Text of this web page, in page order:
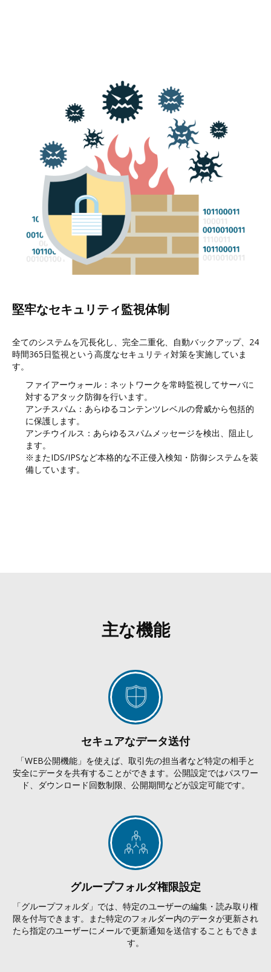
堅牢なセキュリティ監視体制
全てのシステムを冗長化し、完全二重化、自動バックアップ、24
時間365日監視という高度なセキュリティ対策を実施していま
す。
ファイアーウォール：ネットワークを常時監視してサーバに
対するアタック防御を行います。
アンチスパム：あらゆるコンテンツレベルの脅威から包括的
に保護します。
アンチウイルス：あらゆるスパムメッセージを検出、阻止し
ます。
※またIDS/IPSなど本格的な不正侵入検知・防御システムを装
備しています。
主な機能
セキュアなデータ送付
「WEB公開機能」を使えば、取引先の担当者など特定の相手と
安全にデータを共有することができます。公開設定ではパスワー
ド、ダウンロード回数制限、公開期間などが設定可能です。
グループフォルダ権限設定
「グループフォルダ」では、特定のユーザーの編集・読み取り権
限を付与できます。また特定のフォルダー内のデータが更新され
たら指定のユーザーにメールで更新通知を送信することもできま
す。